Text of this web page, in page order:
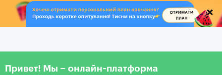
.
Привет! Мы – онлайн‑платформа